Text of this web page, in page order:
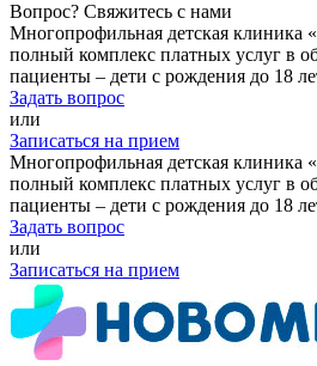
Вопрос? Свяжитесь с нами
Многопрофильная детская клиника
полный комплекс платных услуг в
пациенты – дети с рождения до 18
Задать вопрос
или
Записаться на прием
Многопрофильная детская клиника
полный комплекс платных услуг в
пациенты – дети с рождения до 18
Задать вопрос
или
Записаться на прием